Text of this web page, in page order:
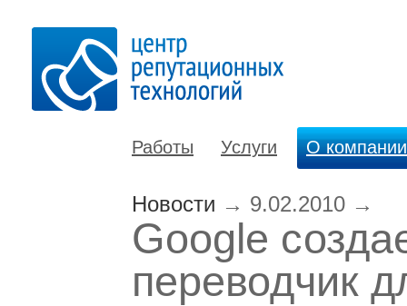
Работы Услуги О компании
Новости → 9.02.2010 →
Google
переводчик